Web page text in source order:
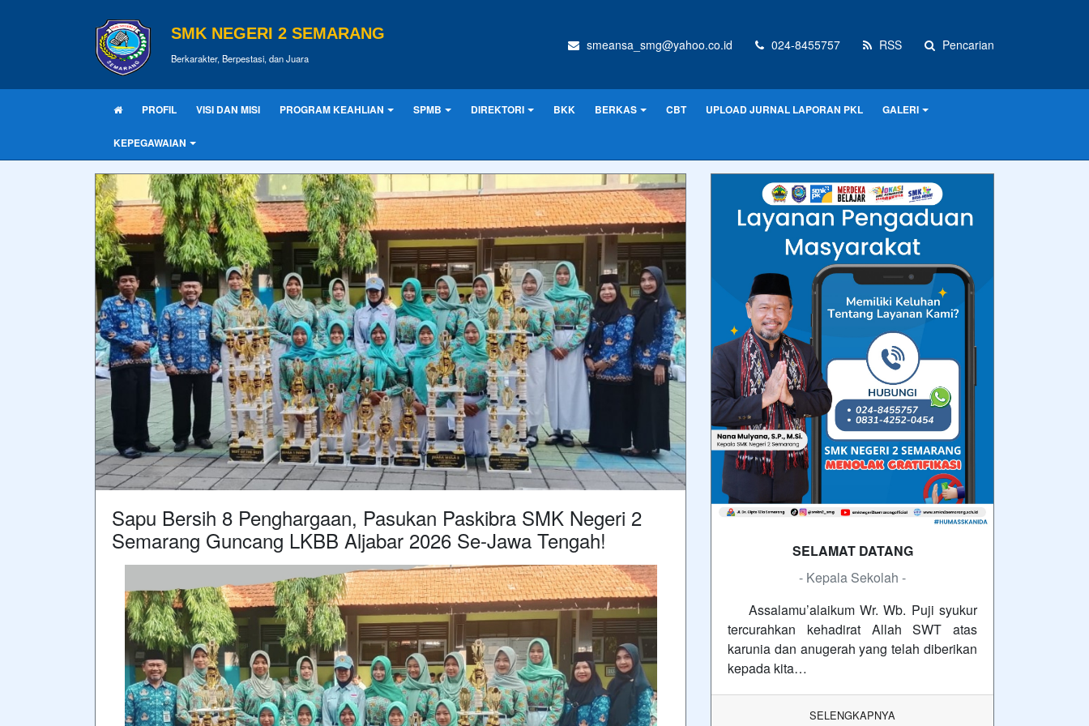
SMK NEGERI 2 SEMARANG
Berkarakter, Berpestasi, dan Juara
smeansa_smg@yahoo.co.id 024-8455757 RSS Pencarian
PROFIL VISI DAN MISI PROGRAM KEAHLIAN SPMB DIREKTORI BKK BERKAS CBT UPLOAD JURNAL LAPORAN PKL GALERI
KEPEGAWAIAN
Sapu Bersih 8 Penghargaan, Pasukan Paskibra SMK Negeri 2
Semarang Guncang LKBB Aljabar 2026 Se-Jawa Tengah!
SELAMAT DATANG
- Kepala Sekolah -
Assalamu’alaikum Wr. Wb. Puji syukur
tercurahkan kehadirat Allah SWT atas
karunia dan anugerah yang telah diberikan
kepada kita…
SELENGKAPNYA